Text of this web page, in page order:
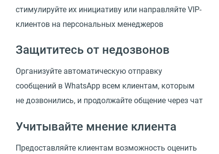
стимулируйте их инициативу или направляйте VIP-
клиентов на персональных менеджеров
Защититесь от недозвонов
Организуйте автоматическую отправку
сообщений в WhatsApp всем клиентам, которым
не дозвонились, и продолжайте общение через чат
Учитывайте мнение клиента
Предоставляйте клиентам возможность оценить